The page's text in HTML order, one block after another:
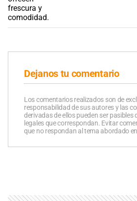
Dejanos tu comentario
Los comentarios realizados son de
responsabilidad de sus autores y las
derivadas de ellos pueden ser pasibles
legales que correspondan. Evitar
que no respondan al tema abordado